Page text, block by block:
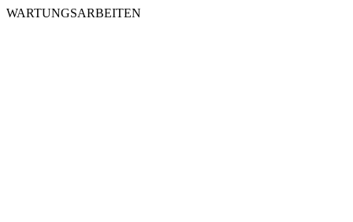
WARTUNGSARBEITEN